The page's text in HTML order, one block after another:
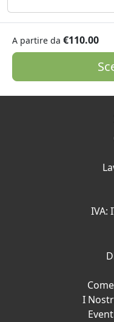
A partire da €110.00
IVA:
I